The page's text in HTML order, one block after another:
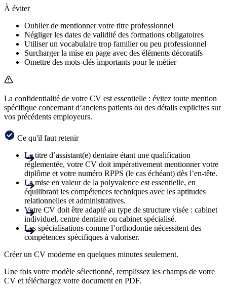
À éviter
Oublier de mentionner votre titre professionnel
Négliger les dates de validité des formations obligatoires
Utiliser un vocabulaire trop familier ou peu professionnel
Surcharger la mise en page avec des éléments décoratifs
Omettre des mots-clés importants pour le métier
La confidentialité de votre CV est essentielle : évitez toute mention
spécifique concernant d’anciens patients ou des détails explicites sur
vos précédents employeurs.
Ce qu'il faut retenir
Le titre d’assistant(e) dentaire étant une qualification
réglementée, votre CV doit impérativement mentionner votre
diplôme et votre numéro RPPS (le cas échéant) dès l’en-tête.
La mise en valeur de la polyvalence est essentielle, en
équilibrant les compétences techniques avec les aptitudes
relationnelles et administratives.
Votre CV doit être adapté au type de structure visée : cabinet
individuel, centre dentaire ou cabinet spécialisé.
Les spécialisations comme l’orthodontie nécessitent des
compétences spécifiques à valoriser.
Créer un CV moderne en quelques minutes seulement.
Une fois votre modèle sélectionné, remplissez les champs de votre
CV et téléchargez votre document en PDF.